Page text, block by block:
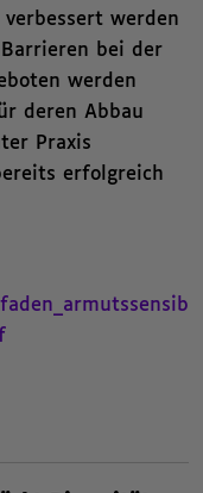
werden
bei der
werden
deren Abbau
Praxis
erfolgreich